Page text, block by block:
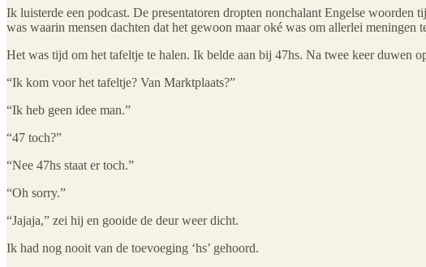
Ik luisterde een podcast. De presentatoren dropten nonchalant Engelse
was waarin mensen dachten dat het gewoon maar oké was om allerlei
Het was tijd om het tafeltje te halen. Ik belde aan bij 47hs. Na twee keer duwen
“Ik kom voor het tafeltje? Van Marktplaats?”
“Ik heb geen idee man.”
“47 toch?”
“Nee 47hs staat er toch.”
“Oh sorry.”
“Jajaja,” zei hij en gooide de deur weer dicht.
Ik had nog nooit van de toevoeging ‘hs’ gehoord.